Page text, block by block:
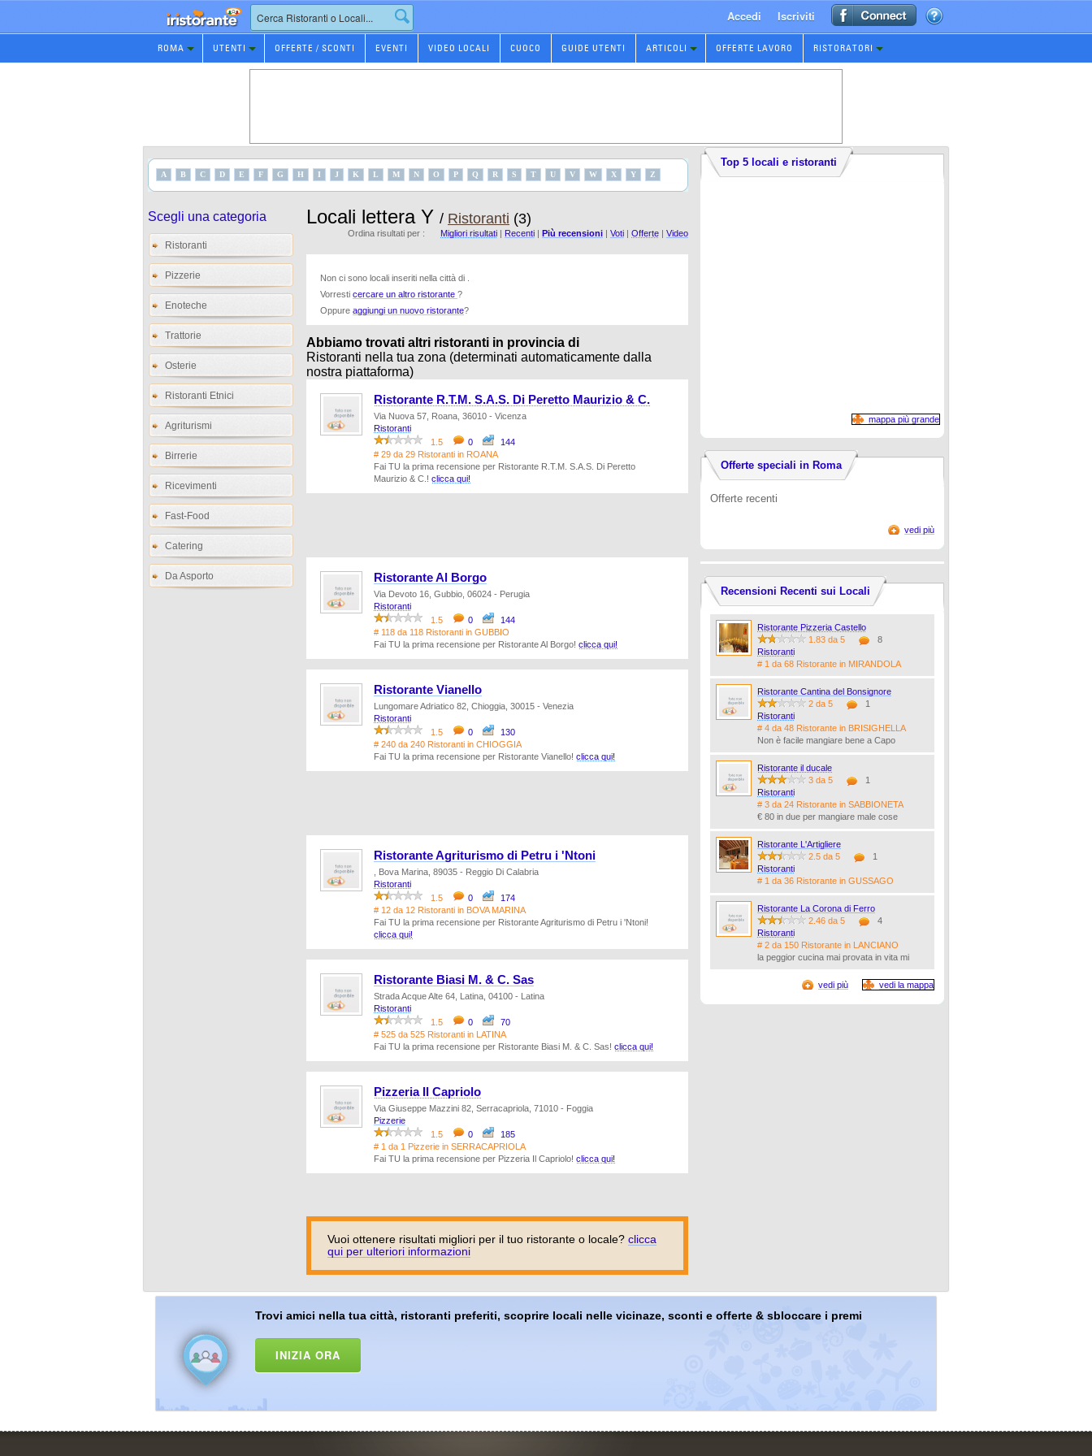
Prenotazione
Ristorante
Accedi Iscriviti
ROMA UTENTI OFFERTE / SCONTI EVENTI VIDEO LOCALI CUOCO GUIDE UTENTI ARTICOLI OFFERTE LAVORO RISTORATORI
A B C D E F G H I J K L M N O P Q R S T U V W X Y Z
Scegli una categoria
Ristoranti
Pizzerie
Enoteche
Trattorie
Osterie
Ristoranti Etnici
Agriturismi
Birrerie
Ricevimenti
Fast-Food
Catering
Da Asporto
Locali lettera Y / Ristoranti (3)
Ordina risultati per : Migliori risultati | Recenti | Più recensioni | Voti | Offerte | Video
Non ci sono locali inseriti nella città di .
Vorresti cercare un altro ristorante ?
Oppure aggiungi un nuovo ristorante?
Abbiamo trovati altri ristoranti in provincia di
Ristoranti nella tua zona (determinati automaticamente dalla
nostra piattaforma)
Ristorante R.T.M. S.A.S. Di Peretto Maurizio & C.
Via Nuova 57, Roana, 36010 - Vicenza
Ristoranti
1.5
0
144
# 29 da 29 Ristoranti in ROANA
Fai TU la prima recensione per Ristorante R.T.M. S.A.S. Di Peretto
Maurizio & C.! clicca qui!
Ristorante Al Borgo
Via Devoto 16, Gubbio, 06024 - Perugia
Ristoranti
1.5
0
144
# 118 da 118 Ristoranti in GUBBIO
Fai TU la prima recensione per Ristorante Al Borgo! clicca qui!
Ristorante Vianello
Lungomare Adriatico 82, Chioggia, 30015 - Venezia
Ristoranti
1.5
0
130
# 240 da 240 Ristoranti in CHIOGGIA
Fai TU la prima recensione per Ristorante Vianello! clicca qui!
Ristorante Agriturismo di Petru i 'Ntoni
, Bova Marina, 89035 - Reggio Di Calabria
Ristoranti
1.5
0
174
# 12 da 12 Ristoranti in BOVA MARINA
Fai TU la prima recensione per Ristorante Agriturismo di Petru i 'Ntoni!
clicca qui!
Ristorante Biasi M. & C. Sas
Strada Acque Alte 64, Latina, 04100 - Latina
Ristoranti
1.5
0
70
# 525 da 525 Ristoranti in LATINA
Fai TU la prima recensione per Ristorante Biasi M. & C. Sas! clicca qui!
Pizzeria Il Capriolo
Via Giuseppe Mazzini 82, Serracapriola, 71010 - Foggia
Pizzerie
1.5
0
185
# 1 da 1 Pizzerie in SERRACAPRIOLA
Fai TU la prima recensione per Pizzeria Il Capriolo! clicca qui!
Vuoi ottenere risultati migliori per il tuo ristorante o locale? clicca
qui per ulteriori informazioni
Top 5 locali e ristoranti
mappa più grande
Offerte speciali in Roma
Offerte recenti
vedi più
Recensioni Recenti sui Locali
Ristorante Pizzeria Castello
1.83 da 5
8
Ristoranti
# 1 da 68 Ristorante in MIRANDOLA
Ristorante Cantina del Bonsignore
2 da 5
1
Ristoranti
# 4 da 48 Ristorante in BRISIGHELLA
Non è facile mangiare bene a Capo
Ristorante il ducale
3 da 5
1
Ristoranti
# 3 da 24 Ristorante in SABBIONETA
€ 80 in due per mangiare male cose
Ristorante L'Artigliere
2.5 da 5
1
Ristoranti
# 1 da 36 Ristorante in GUSSAGO
Ristorante La Corona di Ferro
2.46 da 5
4
Ristoranti
# 2 da 150 Ristorante in LANCIANO
la peggior cucina mai provata in vita mi
vedi più vedi la mappa
Trovi amici nella tua città, ristoranti preferiti, scoprire locali nelle vicinaze, sconti e offerte & sbloccare i premi
INIZIA ORA